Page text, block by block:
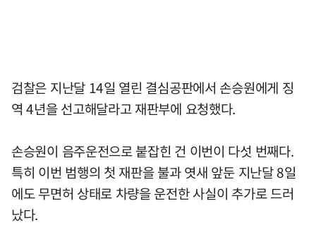
검찰은 지난달 14일 열린 결심공판에서 손승원에게 징
역 4년을 선고해달라고 재판부에 요청했다.
손승원이 음주운전으로 붙잡힌 건 이번이 다섯 번째다.
특히 이번 범행의 첫 재판을 불과 엿새 앞둔 지난달 8일
에도 무면허 상태로 차량을 운전한 사실이 추가로 드러
났다.